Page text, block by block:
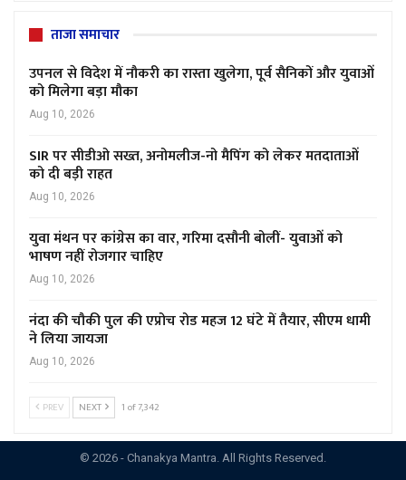
ताजा समाचार
उपनल से विदेश में नौकरी का रास्ता खुलेगा, पूर्व सैनिकों और युवाओं
को मिलेगा बड़ा मौका
Aug 10, 2026
SIR पर सीडीओ सख्त, अनोमलीज-नो मैपिंग को लेकर मतदाताओं
को दी बड़ी राहत
Aug 10, 2026
युवा मंथन पर कांग्रेस का वार, गरिमा दसौनी बोलीं- युवाओं को
भाषण नहीं रोजगार चाहिए
Aug 10, 2026
नंदा की चौकी पुल की एप्रोच रोड महज 12 घंटे में तैयार, सीएम धामी
ने लिया जायजा
Aug 10, 2026
PREV NEXT 1 of 7,342
© 2026 - Chanakya Mantra. All Rights Reserved.